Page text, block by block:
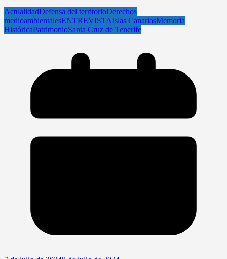
ActualidadDefensa del territorioDerechos
medioambientalesENTREVISTAIslas CanariasMemoria
HistóricaPatrimonioSanta Cruz de Tenerife